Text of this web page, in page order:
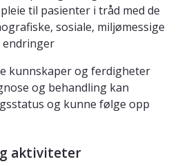
til pasienter i tråd med de
sosiale, miljømessige
kunnskaper og ferdigheter
og behandling kan
og kunne følge opp
aktiviteter